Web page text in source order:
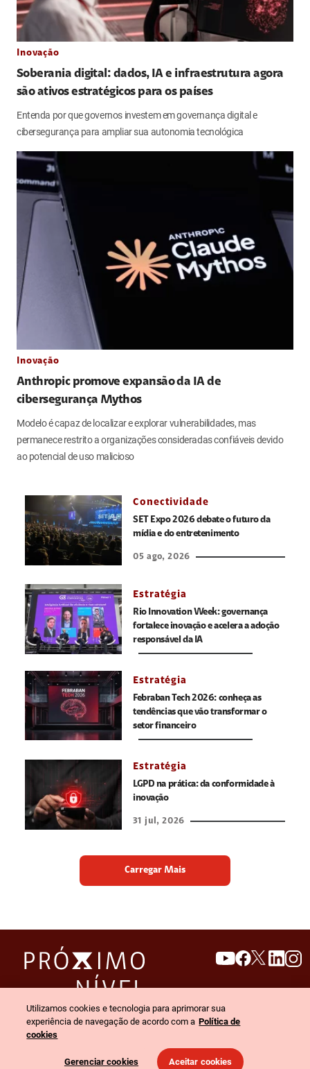
Inovação
Soberania digital: dados, IA e infraestrutura agora
são ativos estratégicos para os países
Entenda por que governos investem em governança digital e
cibersegurança para ampliar sua autonomia tecnológica
Inovação
Anthropic promove expansão da IA de
cibersegurança Mythos
Modelo é capaz de localizar e explorar vulnerabilidades, mas
permanece restrito a organizações consideradas confiáveis devido
ao potencial de uso malicioso
Conectividade
SET Expo 2026 debate o futuro da
mídia e do entretenimento
05 ago, 2026
Estratégia
Rio Innovation Week: governança
fortalece inovação e acelera a adoção
responsável da IA
Estratégia
Febraban Tech 2026: conheça as
tendências que vão transformar o
setor financeiro
Estratégia
LGPD na prática: da conformidade à
inovação
31 jul, 2026
Carregar Mais
search
© 2026 Claro empresas. Todos os direitos reservados.
Utilizamos cookies e tecnologia para aprimorar sua
experiência de navegação de acordo com a Política de
cookies
Gerenciar cookies Aceitar cookies